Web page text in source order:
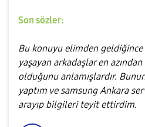
Son sözler:
Bu konuyu elimden geldiğince
yaşayan arkadaşlar en
olduğunu anlamışlardır.
yaptım ve samsung Ankara
arayıp bilgileri teyit ettirdim.